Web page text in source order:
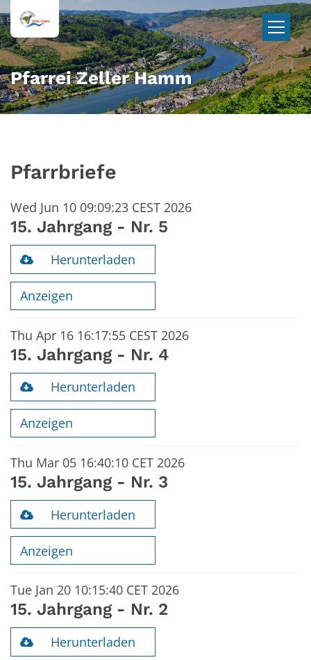
Zum Inhalt springen
Pfarrei Zeller Hamm
Pfarrbriefe
Wed Jun 10 09:09:23 CEST 2026
15. Jahrgang - Nr. 5
Herunterladen
Anzeigen
Thu Apr 16 16:17:55 CEST 2026
15. Jahrgang - Nr. 4
Herunterladen
Anzeigen
Thu Mar 05 16:40:10 CET 2026
15. Jahrgang - Nr. 3
Herunterladen
Anzeigen
Tue Jan 20 10:15:40 CET 2026
15. Jahrgang - Nr. 2
Herunterladen